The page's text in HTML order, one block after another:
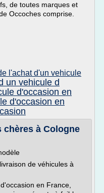
de toutes marques et
Occoches comprise.
l'achat d'un vehicule
un vehicule d
d'occasion en
d'occasion en
à Cologne
de véhicules à
en France,